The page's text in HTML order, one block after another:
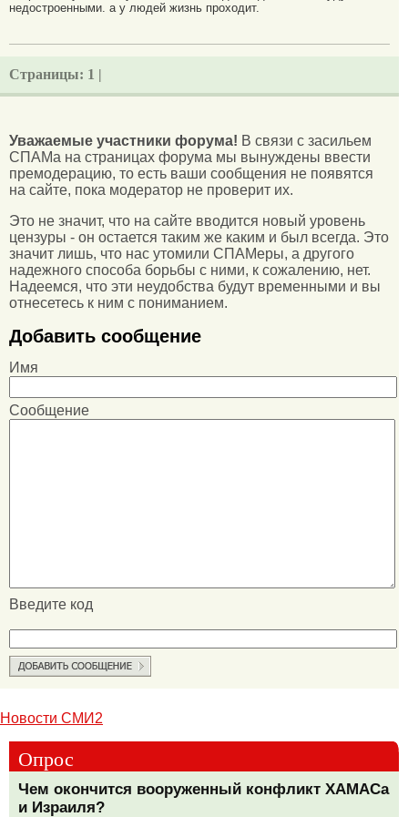
недостроенными. а у людей жизнь проходит.
Страницы: 1 |
Уважаемые участники форума! В связи с засильем
СПАМа на страницах форума мы вынуждены ввести
премодерацию, то есть ваши сообщения не появятся
на сайте, пока модератор не проверит их.
Это не значит, что на сайте вводится новый уровень
цензуры - он остается таким же каким и был всегда. Это
значит лишь, что нас утомили СПАМеры, а другого
надежного способа борьбы с ними, к сожалению, нет.
Надеемся, что эти неудобства будут временными и вы
отнесетесь к ним с пониманием.
Добавить сообщение
Имя
Сообщение
Введите код
Новости СМИ2
Опрос
Чем окончится вооруженный конфликт ХАМАСа
и Израиля?